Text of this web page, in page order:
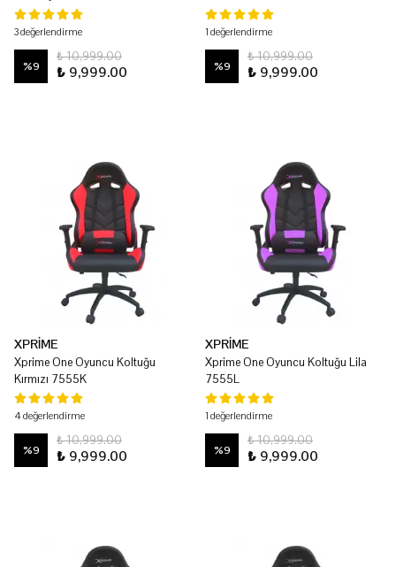
3 değerlendirme
%9
₺ 10,999.00
₺ 9,999.00
1 değerlendirme
%9
₺ 10,999.00
₺ 9,999.00
XPRİME
Xprime One Oyuncu Koltuğu
Kırmızı 7555K
4 değerlendirme
%9
₺ 10,999.00
₺ 9,999.00
XPRİME
Xprime One Oyuncu Koltuğu Lila
7555L
1 değerlendirme
%9
₺ 10,999.00
₺ 9,999.00